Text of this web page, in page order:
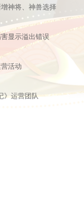
神将、神兽选择
显示溢出错误
活动
》运营团队